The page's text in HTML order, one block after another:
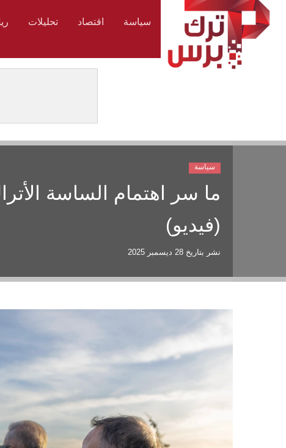
سياسة اقتصاد تحليلات
ما سر اهتمام الساسة
(فيديو)
نشر بتاريخ 28 ديسمبر 2025
سياسة